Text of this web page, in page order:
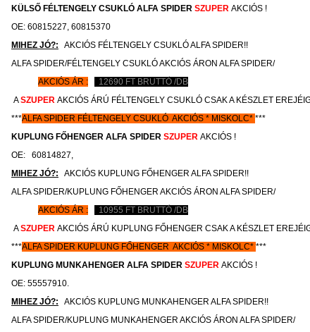
KÜLSŐ FÉLTENGELY CSUKLÓ ALFA SPIDER SZUPER AKCIÓS !
OE: 60815227, 60815370
MIHEZ JÓ?: AKCIÓS FÉLTENGELY CSUKLÓ ALFA SPIDER!!
ALFA SPIDER/FÉLTENGELY CSUKLÓ AKCIÓS ÁRON ALFA SPIDER/
AKCIÓS ÁR :
12690 FT BRUTTÓ /DB
ASZUPER AKCIÓS ÁRÚ FÉLTENGELY CSUKLÓ CSAK A KÉSZLET
***ALFA SPIDER FÉLTENGELY CSUKLÓ AKCIÓS * MISKOLC* ***
KUPLUNG FŐHENGER ALFA SPIDER SZUPER AKCIÓS !
OE: 60814827,
MIHEZ JÓ?: AKCIÓS KUPLUNG FŐHENGER ALFA SPIDER!!
ALFA SPIDER/KUPLUNG FŐHENGER AKCIÓS ÁRON ALFA SPIDER/
AKCIÓS ÁR :
10955 FT BRUTTÓ /DB
ASZUPER AKCIÓS ÁRÚ KUPLUNG FŐHENGER CSAK A KÉSZLET
***ALFA SPIDER KUPLUNG FŐHENGER AKCIÓS * MISKOLC* ***
KUPLUNG MUNKAHENGER ALFA SPIDER SZUPER AKCIÓS !
OE: 55557910.
MIHEZ JÓ?: AKCIÓS KUPLUNG MUNKAHENGER ALFA SPIDER!!
ALFA SPIDER/KUPLUNG MUNKAHENGER AKCIÓS ÁRON ALFA SPIDER/